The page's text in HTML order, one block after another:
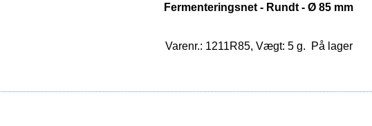
Fermenteringsnet - Rundt - Ø 85 mm
Varenr.: 1211R85, Vægt: 5 g. På lager